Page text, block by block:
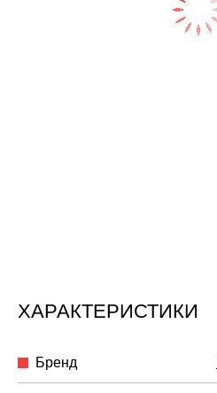
ХАРАКТЕРИСТИКИ
Бренд